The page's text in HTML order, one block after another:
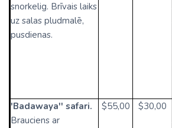
snorkelig. Brīvais laiks
uz salas pludmalē,
pusdienas.
'Badawaya'' safari.
Brauciens ar
$55,00 $30,00